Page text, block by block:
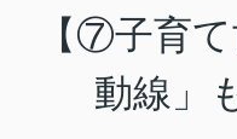
【⑦子育
動線」